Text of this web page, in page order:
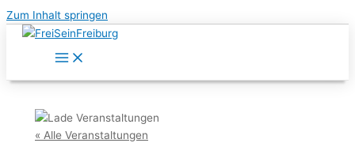
Zum Inhalt springen
« Alle Veranstaltungen